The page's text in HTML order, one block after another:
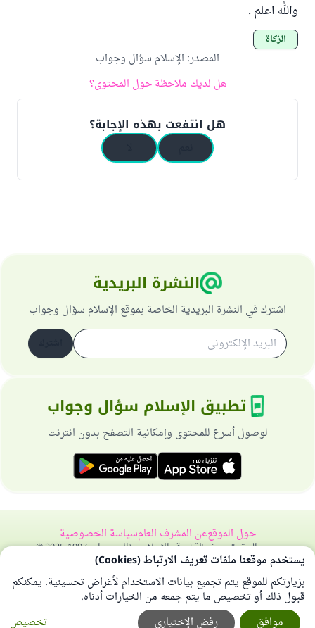
والله اعلم .
الزكاة
المصدر: الإسلام سؤال وجواب
هل لديك ملاحظة حول المحتوى؟
هل انتفعت بهذه الإجابة؟
النشرة البريدية
اشترك في النشرة البريدية الخاصة بموقع الإسلام سؤال وجواب
تطبيق الإسلام سؤال وجواب
لوصول أسرع للمحتوى وإمكانية التصفح بدون انترنت
حول الموقععن المشرف العامسياسة الخصوصية
جميع الحقوق محفوظة لموقع الإسلام سؤال وجواب 1997-2025 ©
يستخدم موقعنا ملفات تعريف الارتباط (Cookies)
بزيارتكم للموقع يتم تجميع بيانات الاستخدام لأغراض تحسينية. يمكنكم
قبول ذلك أو تخصيص ما يتم جمعه من الخيارات أدناه.
تخصيص
رفض الإختياري موافق